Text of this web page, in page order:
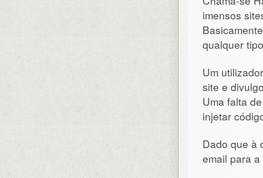
imensos
qualquer
Um
site e
Uma falta
injetar
Dado que à
email para